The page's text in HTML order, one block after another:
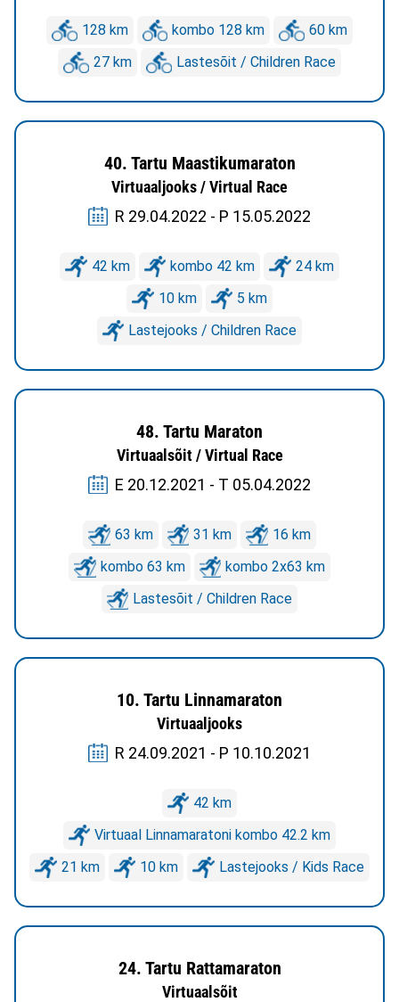
128 km kombo 128 km
60 km
27 km
Lastesõit / Children Race
40. Tartu Maastikumaraton
Virtuaaljooks / Virtual Race
R 29.04.2022 - P 15.05.2022
42 km kombo 42 km
24 km
10 km
5 km
Lastejooks / Children Race
48. Tartu Maraton
Virtuaalsõit / Virtual Race
E 20.12.2021 - T 05.04.2022
63 km 31 km
16 km
kombo 63 km
kombo 2x63 km
Lastesõit / Children Race
10. Tartu Linnamaraton
Virtuaaljooks
R 24.09.2021 - P 10.10.2021
42 km
Virtuaal Linnamaratoni kombo 42.2 km
21 km
10 km Lastejooks / Kids Race
24. Tartu Rattamaraton
Virtuaalsõit